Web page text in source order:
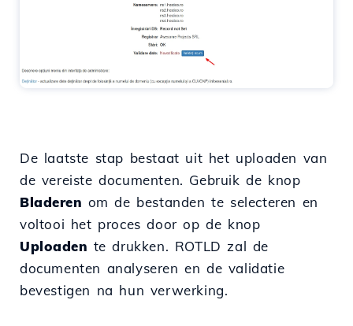
De laatste stap bestaat uit het uploaden van
de vereiste documenten. Gebruik de knop
Bladeren om de bestanden te selecteren en
voltooi het proces door op de knop
Uploaden te drukken. ROTLD zal de
documenten analyseren en de validatie
bevestigen na hun verwerking.